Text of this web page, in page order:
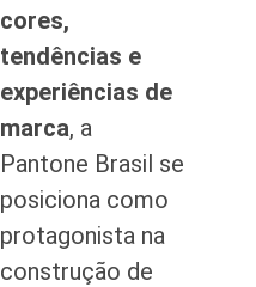
cores,
tendências e
experiências de
marca, a
Pantone Brasil se
posiciona como
protagonista na
construção de